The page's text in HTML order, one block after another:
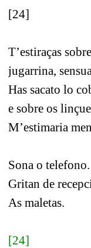
[24]
T’estiraças
jugarrina,
Has sacato lo
e sobre os
M’estimaria
Sona o telefono.
Gritan de
As maletas.
[24]